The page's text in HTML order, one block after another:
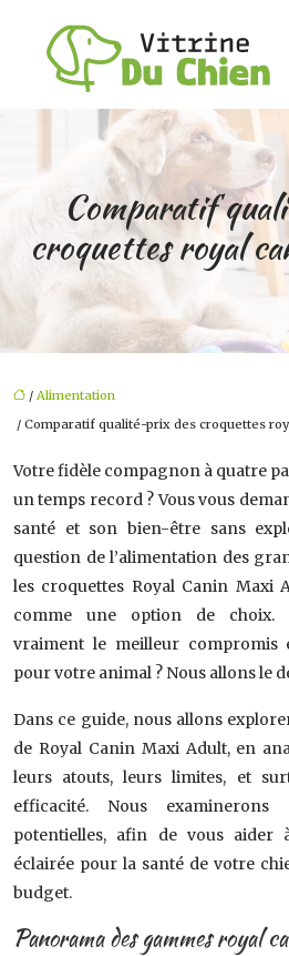
Comparatif
croquettes royal
/ Alimentation
/ Comparatif qualité-prix des croquettes
Votre fidèle compagnon à quatre
un temps record ? Vous vous
santé et son bien-être sans
question de l’alimentation des
les croquettes Royal Canin Maxi
comme une option de choix.
vraiment le meilleur compromis
pour votre animal ? Nous allons le
Dans ce guide, nous allons
de Royal Canin Maxi Adult, en
leurs atouts, leurs limites, et
efficacité. Nous examinerons
potentielles, afin de vous aider
éclairée pour la santé de votre
budget.
Panorama des gammes royal